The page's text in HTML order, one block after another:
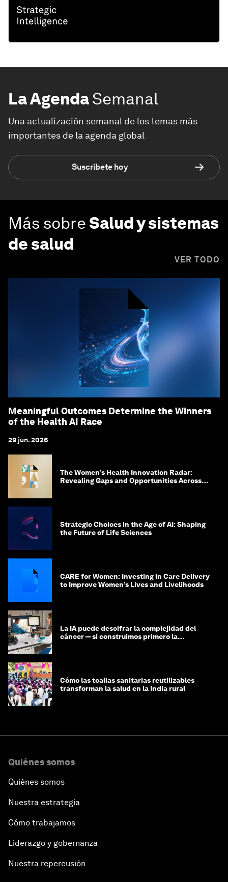
La AgendaSemanal
Una actualización semanal de los temas más
importantes de la agenda global
Suscríbete hoy
Más sobreSalud y sistemas
de salud
VER TODO
Meaningful Outcomes Determine the Winners
of the Health AI Race
29 jun. 2026
The Women’s Health Innovation Radar:
Revealing Gaps and Opportunities Across
Strategic Choices in the Age of AI: Shaping
the Future of Life Sciences
CARE for Women: Investing in Care Delivery
to Improve Women’s Lives and Livelihoods
La IA puede descifrar la complejidad del
cáncer — si construimos primero la
Cómo las toallas sanitarias reutilizables
transforman la salud en la India rural
Quiénes somos
Quiénes somos
Nuestra estrategia
Cómo trabajamos
Liderazgo y gobernanza
Nuestra repercusión